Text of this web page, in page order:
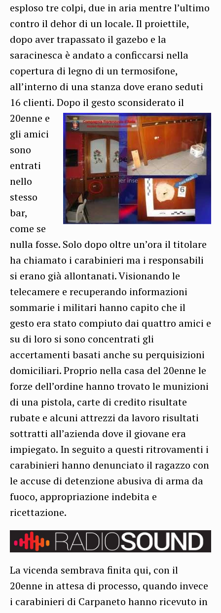
esploso tre colpi, due in aria mentre l’ultimo
contro il dehor di un locale. Il proiettile,
dopo aver trapassato il gazebo e la
saracinesca è andato a conficcarsi nella
copertura di legno di un termosifone,
all’interno di una stanza dove erano seduti
16 clienti. Dopo il gesto sconsiderato il
20enne e
gli amici
sono
entrati
nello
stesso
bar,
come se
nulla fosse. Solo dopo oltre un’ora il titolare
ha chiamato i carabinieri ma i responsabili
si erano già allontanati. Visionando le
telecamere e recuperando informazioni
sommarie i militari hanno capito che il
gesto era stato compiuto dai quattro amici e
su di loro si sono concentrati gli
accertamenti basati anche su perquisizioni
domiciliari. Proprio nella casa del 20enne le
forze dell’ordine hanno trovato le munizioni
di una pistola, carte di credito risultate
rubate e alcuni attrezzi da lavoro risultati
sottratti all’azienda dove il giovane era
impiegato. In seguito a questi ritrovamenti i
carabinieri hanno denunciato il ragazzo con
le accuse di detenzione abusiva di arma da
fuoco, appropriazione indebita e
ricettazione.
La vicenda sembrava finita qui, con il
20enne in attesa di processo, quando invece
i carabinieri di Carpaneto hanno ricevuto in